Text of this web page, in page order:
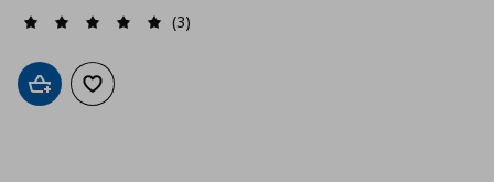
(3)
Добави в кошницата
Добави към списъка с любими